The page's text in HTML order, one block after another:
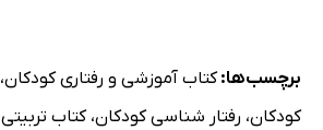
برچسب‌ها:کتاب آموزشی و رفتاری کودکان،
کودکان، رفتار شناسی کودکان،کتاب